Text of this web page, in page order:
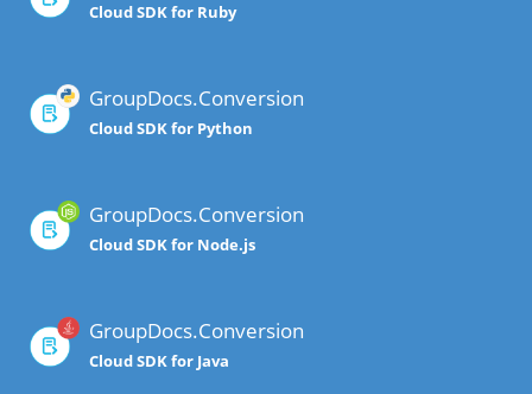
Cloud SDK for Ruby
GroupDocs.Conversion
Cloud SDK for Python
GroupDocs.Conversion
Cloud SDK for Node.js
GroupDocs.Conversion
Cloud SDK for Java